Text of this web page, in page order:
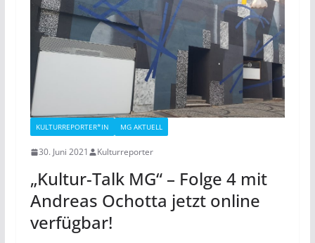
KULTURREPORTER*IN MG AKTUELL
30. Juni 2021 Kulturreporter
„Kultur-Talk MG“ – Folge 4 mit
Andreas Ochotta jetzt online
verfügbar!